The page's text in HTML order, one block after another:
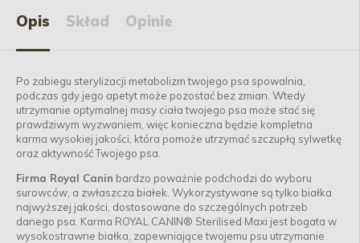
Opis Skład Opinie
Po zabiegu sterylizacji metabolizm twojego psa spowalnia,
podczas gdy jego apetyt może pozostać bez zmian. Wtedy
utrzymanie optymalnej masy ciała twojego psa może stać się
prawdziwym wyzwaniem, więc konieczna będzie kompletna
karma wysokiej jakości, która pomoże utrzymać szczupłą sylwetkę
oraz aktywność Twojego psa.
Firma Royal Canin bardzo poważnie podchodzi do wyboru
surowców, a zwłaszcza białek. Wykorzystywane są tylko białka
najwyższej jakości, dostosowane do szczególnych potrzeb
danego psa. Karma ROYAL CANIN® Sterilised Maxi jest bogata w
wysokostrawne białka, zapewniające twojemu psu utrzymanie